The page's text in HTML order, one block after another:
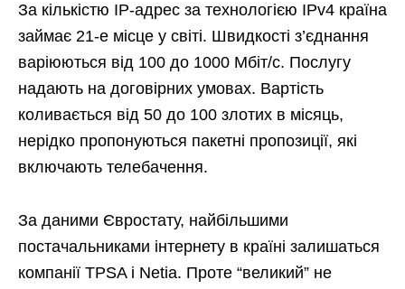
За кількістю IP-адрес за технологією IPv4 країна
займає 21-е місце у світі. Швидкості з’єднання
варіюються від 100 до 1000 Мбіт/с. Послугу
надають на договірних умовах. Вартість
коливається від 50 до 100 злотих в місяць,
нерідко пропонуються пакетні пропозиції, які
включають телебачення.
За даними Євростату, найбільшими
постачальниками інтернету в країні залишаться
компанії TPSA і Netia. Проте “великий” не